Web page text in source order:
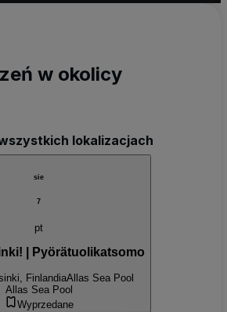
w okolicy
lokalizacjach
sie
7
pt
| Pyörätuolikatsomo
FinlandiaAllas Sea Pool
Allas Sea Pool
Wyprzedane